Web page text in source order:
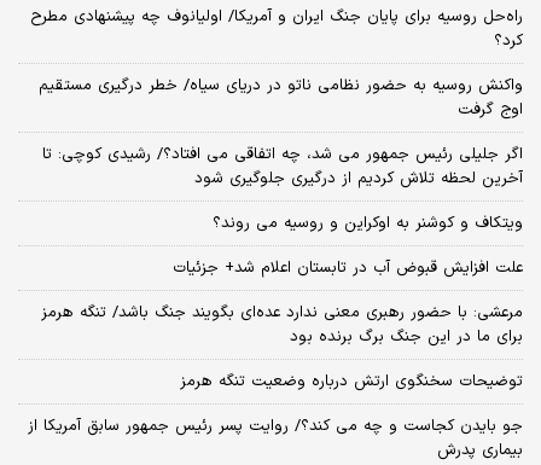
راه‌حل روسیه برای پایان جنگ ایران و آمریکا/ اولیانوف چه پیشنهادی مطرح
کرد؟
واکنش روسیه به حضور نظامی ناتو در دریای سیاه/ خطر درگیری مستقیم
اوج گرفت
اگر جلیلی رئیس جمهور می شد، چه اتفاقی می افتاد؟/ رشیدی کوچی: تا
آخرین لحظه تلاش کردیم از درگیری جلوگیری شود
ویتکاف و کوشنر به اوکراین و روسیه می روند؟
علت افزایش قبوض آب در تابستان اعلام شد+ جزئیات
مرعشی: با حضور رهبری معنی ندارد عده‌ای بگویند جنگ باشد/ تنگه هرمز
برای ما در این جنگ برگ برنده بود
توضیحات سخنگوی ارتش درباره وضعیت تنگه هرمز
جو بایدن کجاست و چه می کند؟/ روایت پسر رئیس جمهور سابق آمریکا از
بیماری پدرش